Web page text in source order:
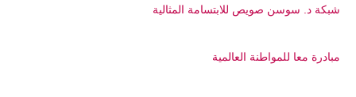
شبكة د. سوسن صويص للابتسامة المثالية
مبادرة معا للمواطنة العالمية